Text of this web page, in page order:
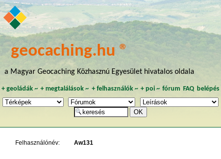
geocaching.hu ®
a Magyar Geocaching Közhasznú Egyesület hivatalos oldala
+ geoládák~ + megtalálások ~ + felhasználók~ + poi~ fórum FAQ belépés
Felhasználónév: Aw131